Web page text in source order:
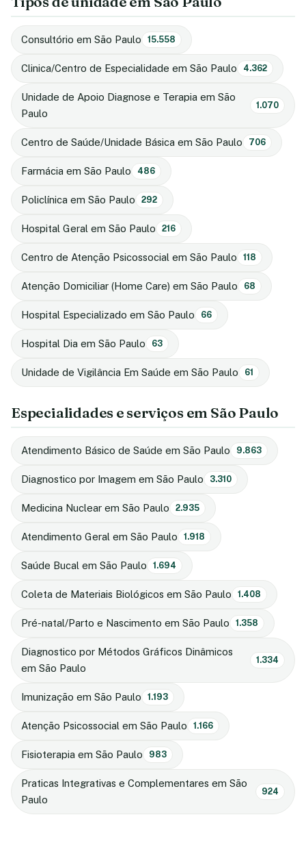
Consultório em São Paulo 15.558
Clinica/Centro de Especialidade em São Paulo 4.362
Unidade de Apoio Diagnose e Terapia em São
Paulo
1.070
Centro de Saúde/Unidade Básica em São Paulo 706
Farmácia em São Paulo 486
Policlínica em São Paulo 292
Hospital Geral em São Paulo 216
Centro de Atenção Psicossocial em São Paulo 118
Atenção Domiciliar (Home Care) em São Paulo 68
Hospital Especializado em São Paulo 66
Hospital Dia em São Paulo 63
Unidade de Vigilância Em Saúde em São Paulo 61
Especialidades e serviços em São Paulo
Atendimento Básico de Saúde em São Paulo 9.863
Diagnostico por Imagem em São Paulo 3.310
Medicina Nuclear em São Paulo 2.935
Atendimento Geral em São Paulo 1.918
Saúde Bucal em São Paulo 1.694
Coleta de Materiais Biológicos em São Paulo 1.408
Pré-natal/Parto e Nascimento em São Paulo 1.358
Diagnostico por Métodos Gráficos Dinâmicos
em São Paulo
1.334
Imunização em São Paulo 1.193
Atenção Psicossocial em São Paulo 1.166
Fisioterapia em São Paulo 983
Praticas Integrativas e Complementares em São
Paulo
924